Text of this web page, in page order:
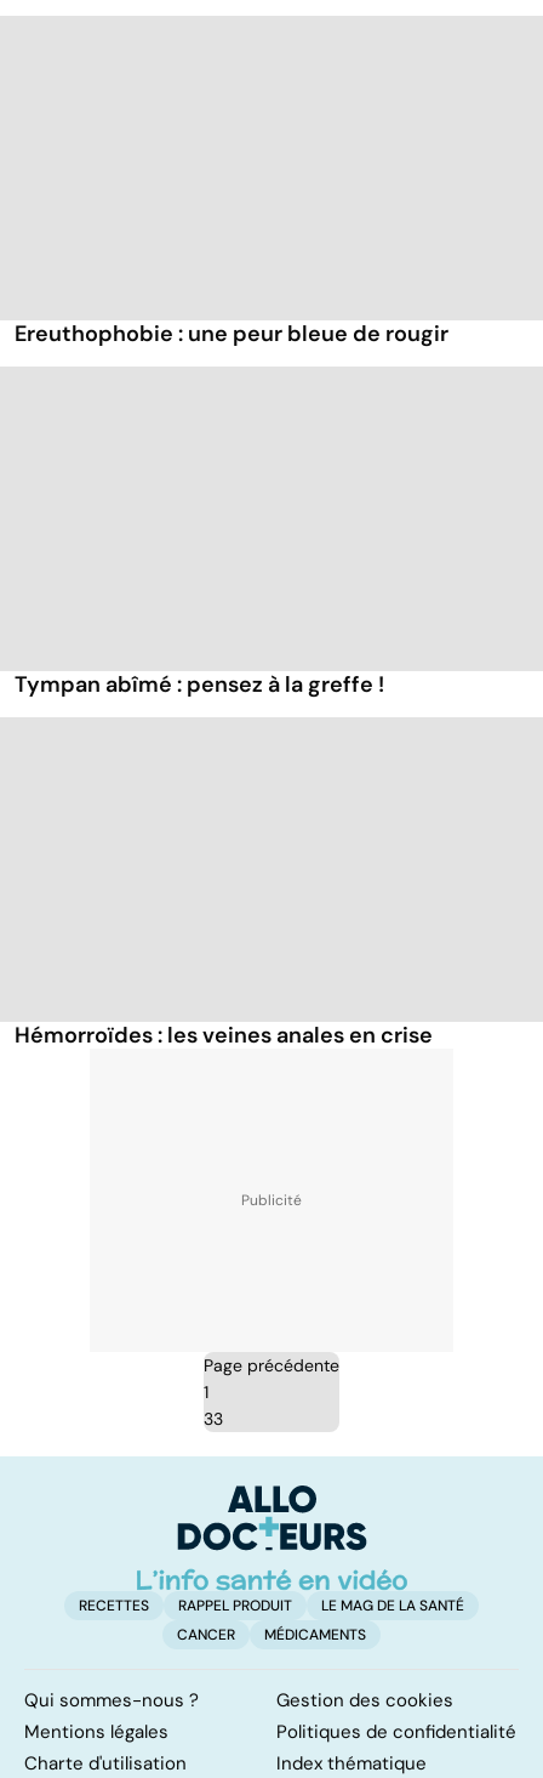
Ereuthophobie : une peur bleue de rougir
Tympan abîmé : pensez à la greffe !
Hémorroïdes : les veines anales en crise
Page précédente
1
33
RECETTES RAPPEL PRODUIT
LE MAG DE LA SANTÉ
CANCER
MÉDICAMENTS
Qui sommes-nous ?
Gestion des cookies
Mentions légales
Politiques de confidentialité
Charte d'utilisation
Index thématique